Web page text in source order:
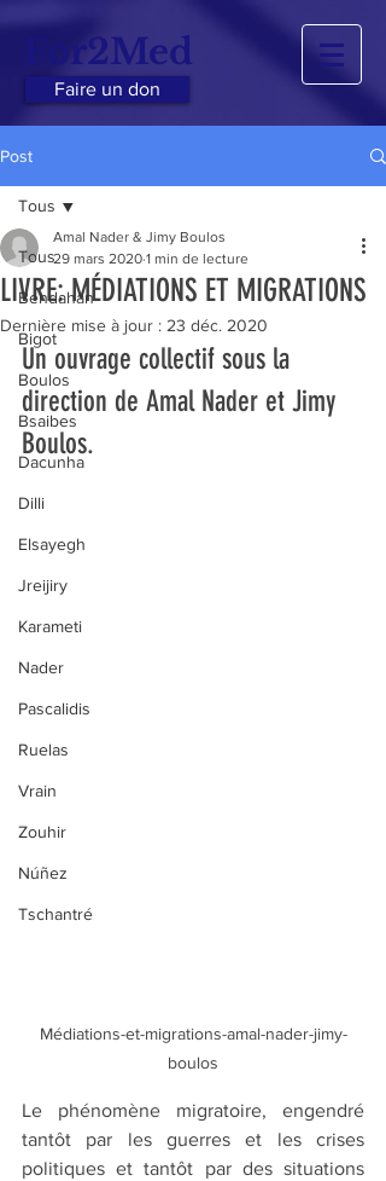
For2Med
Faire un don
Post
Tous
Bendahan
Bigot
Boulos
Bsaibes
Dacunha
Dilli
Elsayegh
Jreijiry
Karameti
Nader
Pascalidis
Ruelas
Vrain
Zouhir
Núñez
Tschantré
Tous
LIVRE: MÉDIATIONS ET MIGRATIONS
Amal Nader & Jimy Boulos
29 mars 2020 1 min de lecture
Dernière mise à jour : 23 déc. 2020
Un ouvrage collectif sous la
direction de Amal Nader et Jimy
Boulos.
Médiations-et-migrations-amal-nader-jimy-
boulos
Le phénomène migratoire, engendré
tantôt par les guerres et les crises
politiques et tantôt par des situations